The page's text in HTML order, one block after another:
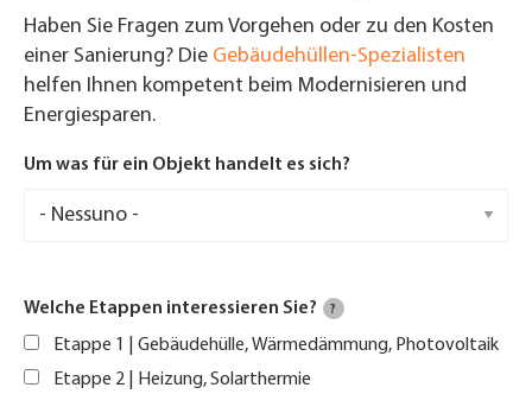
Haben Sie Fragen zum Vorgehen oder zu den Kosten
einer Sanierung? Die Gebäudehüllen-Spezialisten
helfen Ihnen kompetent beim Modernisieren und
Energiesparen.
Um was für ein Objekt handelt es sich?
Welche Etappen interessieren Sie? ?
Etappe 1 | Gebäudehülle, Wärmedämmung, Photovoltaik
Etappe 2 | Heizung, Solarthermie